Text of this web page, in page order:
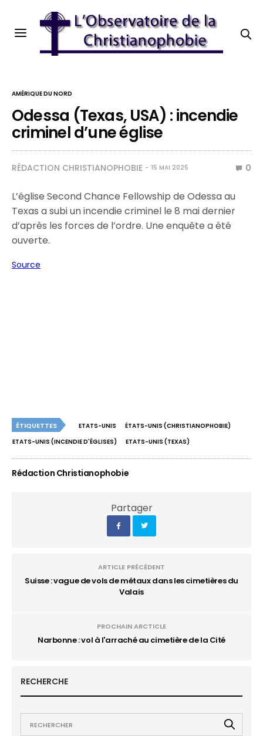
AMÉRIQUE DU NORD
Odessa (Texas, USA) : incendie
criminel d’une église
RÉDACTION CHRISTIANOPHOBIE 15 MAI 2025 0
L’église Second Chance Fellowship de Odessa au
Texas a subi un incendie criminel le 8 mai dernier
d’après les forces de l’ordre. Une enquête a été
ouverte.
Source
ÉTIQUETTES ETATS-UNIS
ÉTATS-UNIS (CHRISTIANOPHOBIE)
ETATS-UNIS (INCENDIE D'ÉGLISES)
ETATS-UNIS (TEXAS)
Rédaction Christianophobie
Partager
ARTICLE PRÉCÉDENT
Suisse : vague de vols de métaux dans les cimetières du
Valais
PROCHAIN ARCTICLE
Narbonne : vol à l'arraché au cimetière de la Cité
RECHERCHE